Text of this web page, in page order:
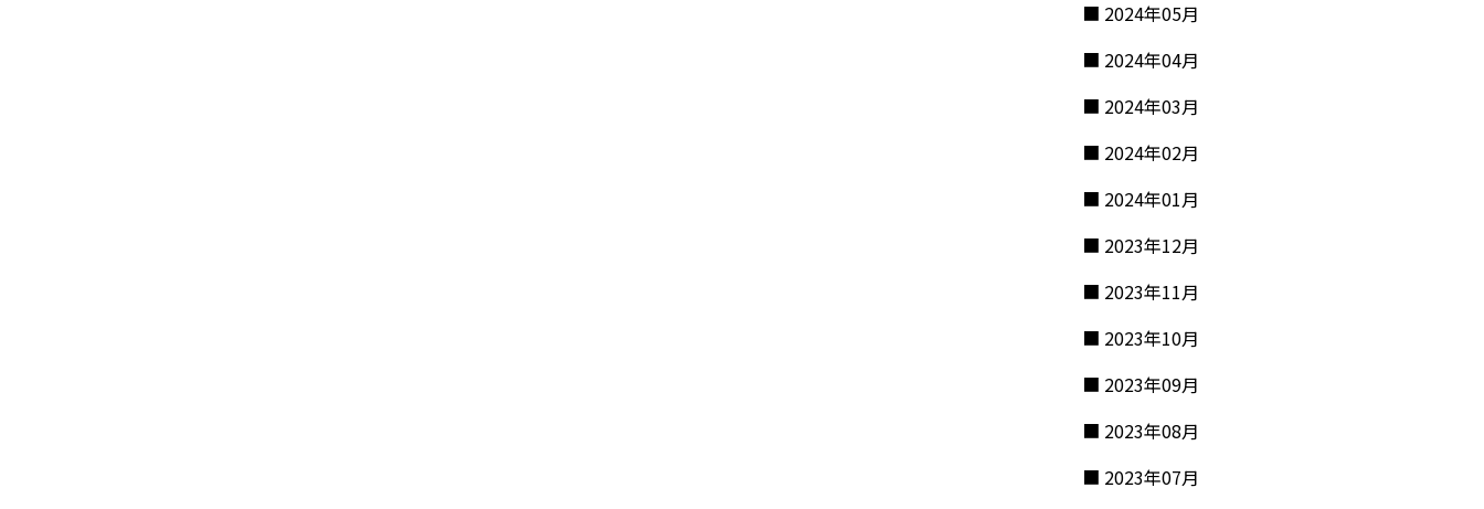
2024年05月
2024年04月
2024年03月
2024年02月
2024年01月
2023年12月
2023年11月
2023年10月
2023年09月
2023年08月
2023年07月